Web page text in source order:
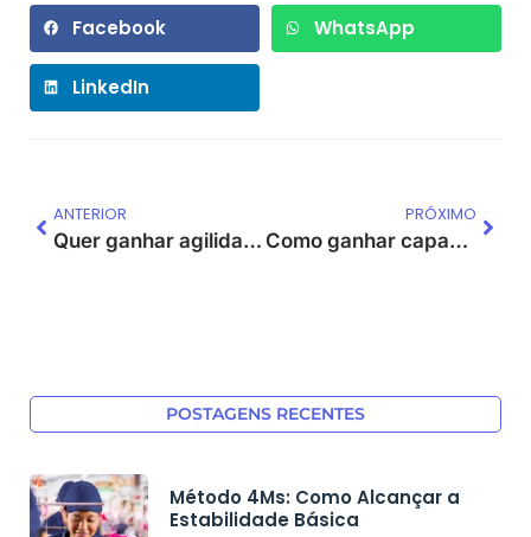
Facebook WhatsApp
LinkedIn
ANTERIOR
Quer ganhar agilidade nos processos administrativos do agronegócio?
PRÓXIMO
Como ganhar capacidade na produção de sementes no agronegócio?
POSTAGENS RECENTES
Método 4Ms: Como Alcançar a
Estabilidade Básica